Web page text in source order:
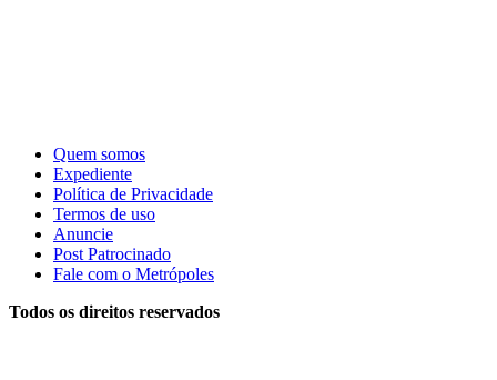
Quem somos
Expediente
Política de Privacidade
Termos de uso
Anuncie
Post Patrocinado
Fale com o Metrópoles
Todos os direitos reservados